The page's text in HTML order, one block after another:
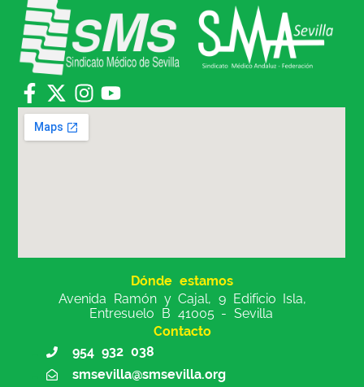
Dónde estamos
Avenida Ramón y Cajal, 9 Edificio Isla,
Entresuelo B 41005 - Sevilla
Contacto
954 932 038
smsevilla@smsevilla.org